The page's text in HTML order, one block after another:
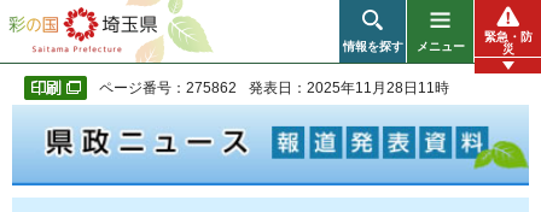
彩の国 埼玉県
情報を探す メニュー
緊急・防
災
ページ番号：275862 発表日：2025年11月28日11時